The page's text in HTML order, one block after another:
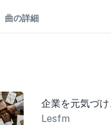
曲の詳細
Lesfm